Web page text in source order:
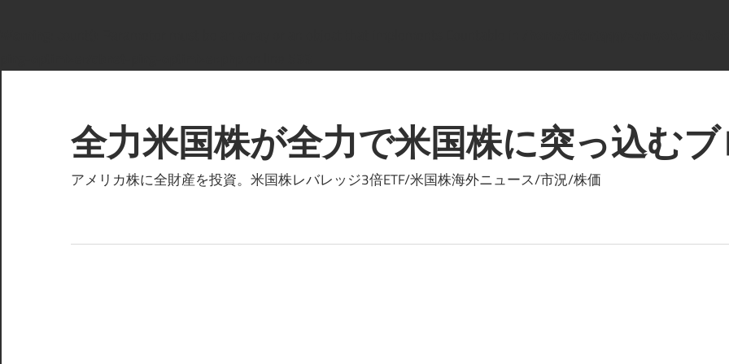
テ
ン
ツ
キ
全力米国株が全力で米国株に突っ込む
アメリカ株に全財産を投資。米国株レバレッジ3倍ETF/米国株海外ニュース/市況/株価